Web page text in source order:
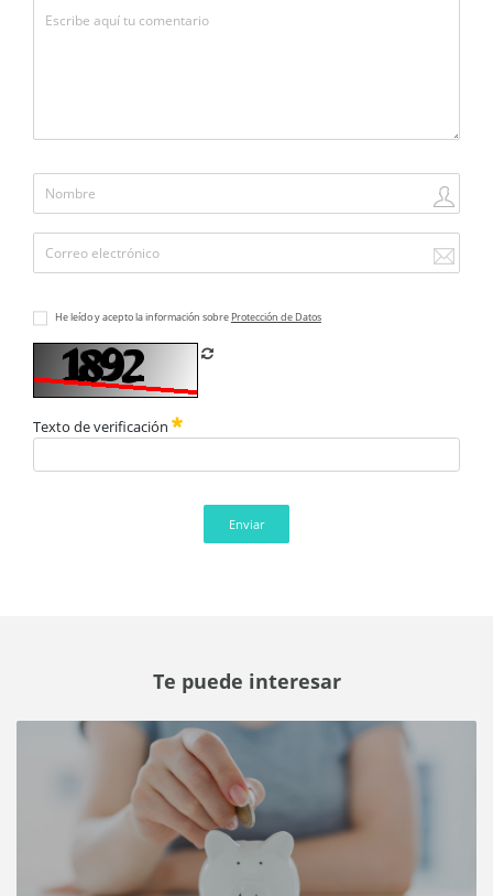
He leído y acepto la información sobre Protección de Datos
Texto de verificación
Enviar
Te puede interesar